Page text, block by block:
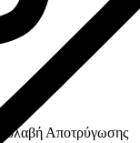
Αποτρύγωσης